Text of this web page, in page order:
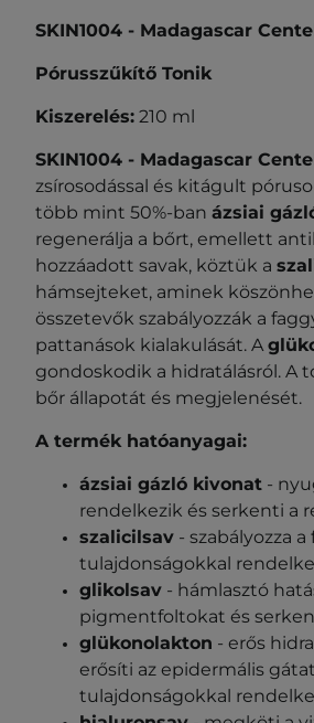
SKIN1004 - Madagascar
Pórusszűkítő Tonik
Kiszerelés: 210 ml
SKIN1004 - Madagascar
zsírosodással és kitágult
több mint 50%-ban ázsiai
regenerálja a bőrt, emellett
hozzáadott savak, köztük a
hámsejteket, aminek
összetevők szabályozzák a
pattanások kialakulását. A
gondoskodik a hidratálásról. A
bőr állapotát és megjelenését.
A termék hatóanyagai:
ázsiai gázló kivonat -
rendelkezik és serkenti a
szalicilsav - szabályozza
tulajdonságokkal
glikolsav - hámlasztó
pigmentfoltokat és
glükonolakton - erős
erősíti az epidermális
tulajdonságokkal